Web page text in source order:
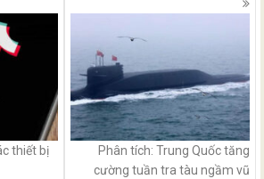
thiết bị
Phân tích: Trung Quốc tăng
cường tuần tra tàu ngầm vũ